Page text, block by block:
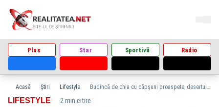
Plus Star Sportivă Radio
Acasă Știri Lifestyle Budincă de chia cu căpșuni proaspete, desertul sănătos care se prepară în câteva minute
LIFESTYLE· 2 min citire